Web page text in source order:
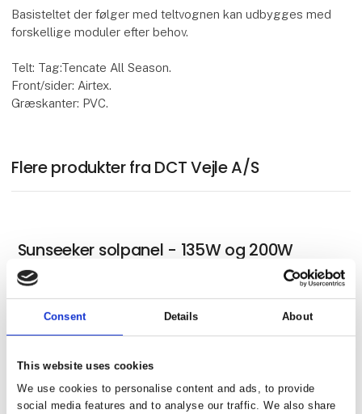
Consent Details About
This website uses cookies
We use cookies to personalise content and ads, to provide
social media features and to analyse our traffic. We also share
Basisteltet der følger med teltvognen kan udbygges med
forskellige moduler efter behov.
Telt: Tag:Tencate All Season.
Front/sider: Airtex.
Græskanter: PVC.
Flere produkter fra DCT Vejle A/S
Sunseeker solpanel - 135W og 200W
Brunner Vivamocca espressomaskine